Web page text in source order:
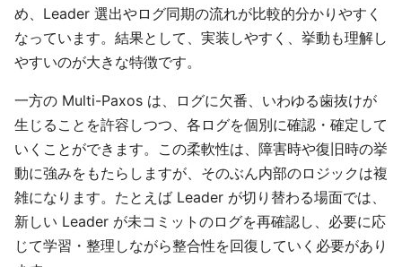
め、Leader 選出やログ同期の流れが比較的分かりやすく
なっています。結果として、実装しやすく、挙動も理解し
やすいのが大きな特徴です。
一方の Multi-Paxos は、ログに欠番、いわゆる歯抜けが
生じることを許容しつつ、各ログを個別に確認・確定して
いくことができます。この柔軟性は、障害時や復旧時の挙
動に強みをもたらしますが、そのぶん内部のロジックは複
雑になります。たとえば Leader が切り替わる場面では、
新しい Leader が未コミットのログを再確認し、必要に応
じて学習・整理しながら整合性を回復していく必要があり